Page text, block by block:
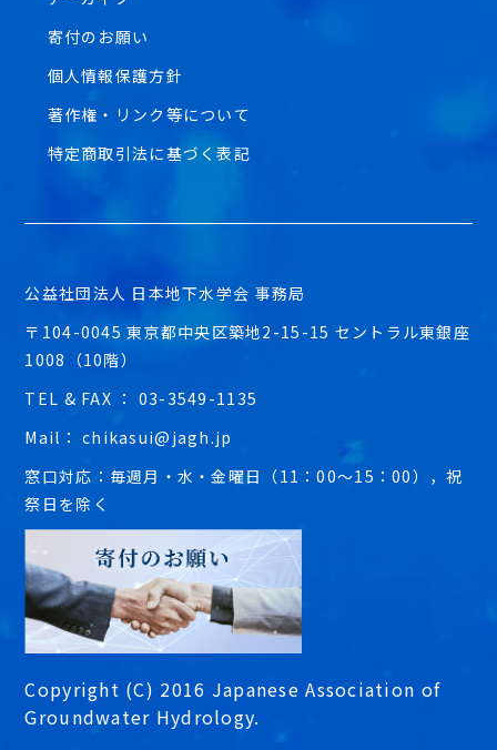
寄付のお願い
個人情報保護方針
著作権・リンク等について
特定商取引法に基づく表記
公益社団法人 日本地下水学会 事務局
〒104-0045 東京都中央区築地2-15-15 セントラル東銀座
1008（10階）
TEL & FAX ： 03-3549-1135
Mail： chikasui@jagh.jp
窓口対応：毎週月・水・金曜日（11：00～15：00），祝
祭日を除く
Copyright (C) 2016 Japanese Association of
Groundwater Hydrology.